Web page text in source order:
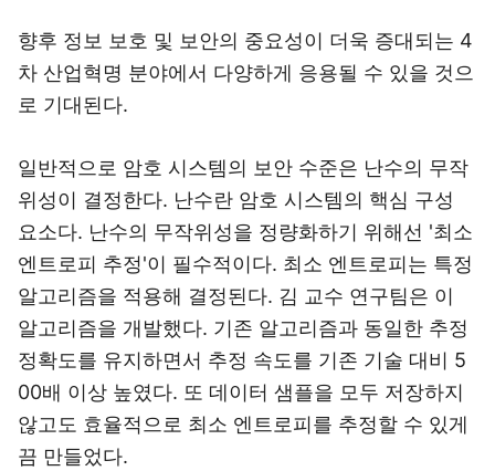
향후 정보 보호 및 보안의 중요성이 더욱 증대되는 4
차 산업혁명 분야에서 다양하게 응용될 수 있을 것으
로 기대된다.
일반적으로 암호 시스템의 보안 수준은 난수의 무작
위성이 결정한다. 난수란 암호 시스템의 핵심 구성
요소다. 난수의 무작위성을 정량화하기 위해선 '최소
엔트로피 추정'이 필수적이다. 최소 엔트로피는 특정
알고리즘을 적용해 결정된다. 김 교수 연구팀은 이
알고리즘을 개발했다. 기존 알고리즘과 동일한 추정
정확도를 유지하면서 추정 속도를 기존 기술 대비 5
00배 이상 높였다. 또 데이터 샘플을 모두 저장하지
않고도 효율적으로 최소 엔트로피를 추정할 수 있게
끔 만들었다.